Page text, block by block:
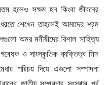
হলেও সক্ষম হন কিংবা জীবনের
ধরতে শেখেন তাহলেই আমাদের শ্রম
অমর মনীষীদের বিশাল সাহিত্য
গবেষক ও সাংস্কৃতিক ব্যক্তিত্ব মিস
পরিচয় দিয়ে এগুলো সম্পাদনা